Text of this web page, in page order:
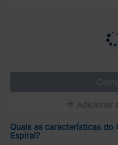
Adicionar
Quais as características do
Espiral?